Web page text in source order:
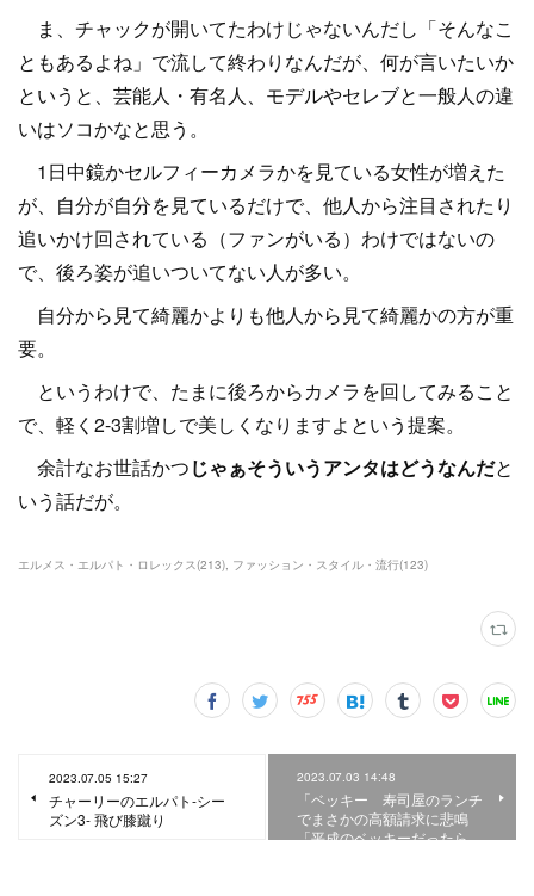
ま、チャックが開いてたわけじゃないんだし「そんなこ
ともあるよね」で流して終わりなんだが、何が言いたいか
というと、芸能人・有名人、モデルやセレブと一般人の違
いはソコかなと思う。
1日中鏡かセルフィーカメラかを見ている女性が増えた
が、自分が自分を見ているだけで、他人から注目されたり
追いかけ回されている（ファンがいる）わけではないの
で、後ろ姿が追いついてない人が多い。
自分から見て綺麗かよりも他人から見て綺麗かの方が重
要。
というわけで、たまに後ろからカメラを回してみること
で、軽く2-3割増しで美しくなりますよという提案。
余計なお世話かつじゃぁそういうアンタはどうなんだと
いう話だが。
エルメス・エルパト・ロレックス(213) ファッション・スタイル・流行(123)
2023.07.05 15:27
チャーリーのエルパト-シー
ズン3- 飛び膝蹴り
2023.07.03 14:48
「ベッキー 寿司屋のランチ
でまさかの高額請求に悲鳴
「平成のベッキーだったら…